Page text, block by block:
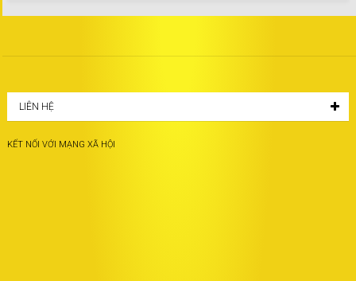
LIÊN HỆ
KẾT NỐI VỚI MẠNG XÃ HỘI